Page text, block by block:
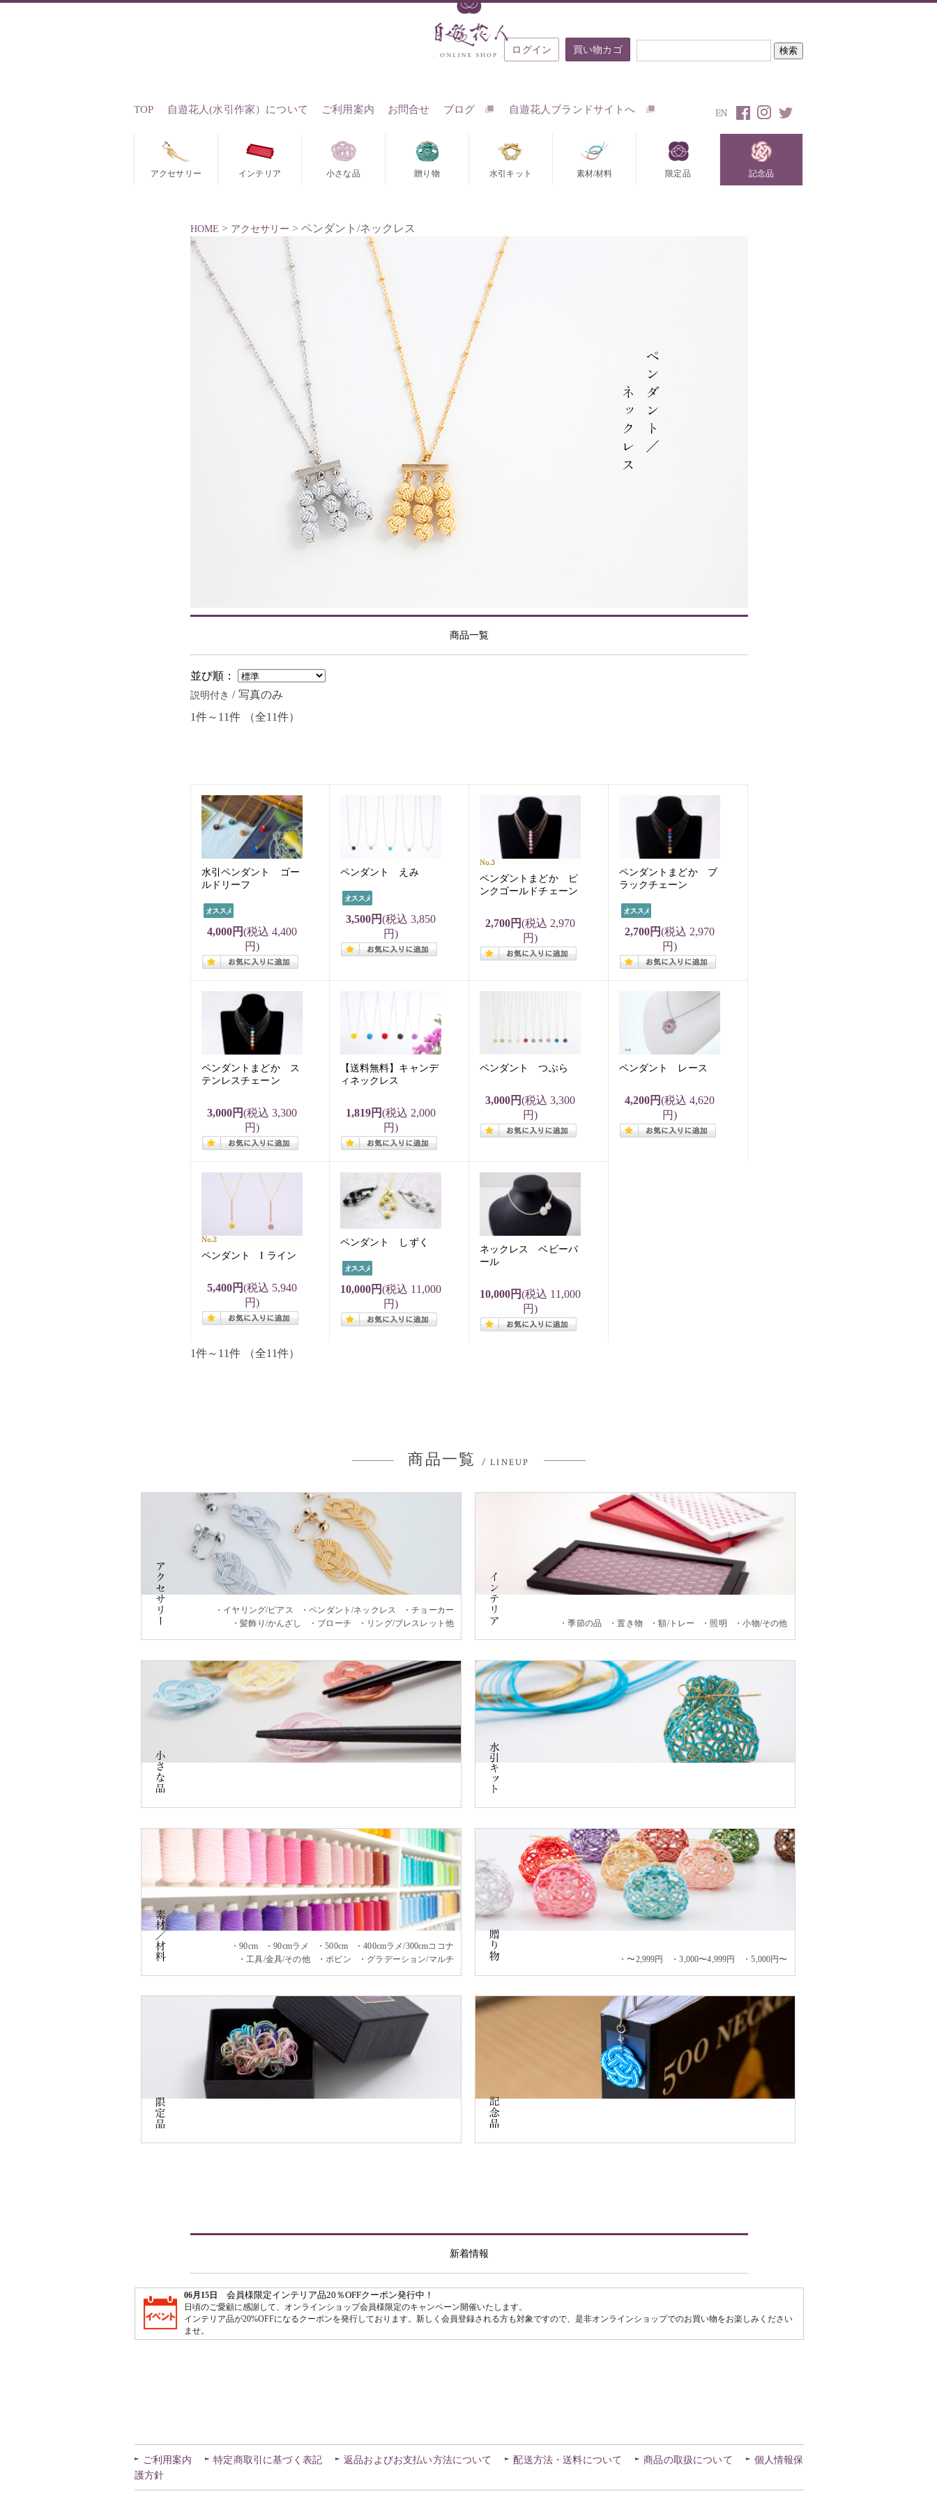
ログイン 買い物カゴ
TOP 自遊花人(水引作家）について ご利用案内 お問合せ ブログ 自遊花人ブランドサイトへ
アクセサリー インテリア 小さな品 贈り物 水引キット 素材/材料 限定品 記念品
HOME > アクセサリー > ペンダント/ネックレス
商品一覧
並び順：
説明付き / 写真のみ
1件～11件 （全11件）
水引ペンダント ゴー
ルドリーフ
4,000円(税込 4,400
円)
ペンダント えみ
3,500円(税込 3,850
円)
ペンダントまどか ピ
ンクゴールドチェーン
2,700円(税込 2,970
円)
ペンダントまどか ブ
ラックチェーン
2,700円(税込 2,970
円)
ペンダントまどか ス
テンレスチェーン
3,000円(税込 3,300
円)
【送料無料】キャンデ
ィネックレス
1,819円(税込 2,000
円)
ペンダント つぶら
3,000円(税込 3,300
円)
ペンダント レース
4,200円(税込 4,620
円)
ペンダント I ライン
5,400円(税込 5,940
円)
ペンダント しずく
10,000円(税込 11,000
円)
ネックレス ベビーパ
ール
10,000円(税込 11,000
円)
1件～11件 （全11件）
商品一覧 / LINEUP
チョーカー
ペンダント/ネックレス
イヤリング/ピアス
リング/ブレスレット他
ブローチ
髪飾り/かんざし 小物/その他
照明
額/トレー
置き物
季節の品
400cmラメ/300cmココナ
500cm
90cmラメ
90cm
グラデーション/マルチ
ボビン
工具/金具/その他 5,000円〜
3,000〜4,999円
〜2,999円
新着情報
ご利用案内 特定商取引に基づく表記 返品およびお支払い方法について 配送方法・送料について 商品の取扱について
個人情報保
護方針